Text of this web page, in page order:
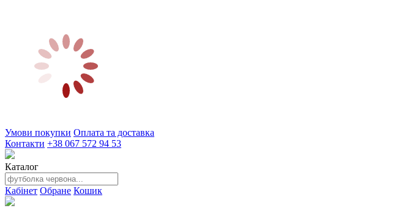
Умови покупки Оплата та доставка
Контакти +38 067 572 94 53
Каталог
Кабінет Обране Кошик